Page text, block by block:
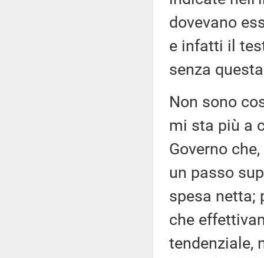
dovevano
e infatti il
senza
Non sono
mi sta più a
Governo
un passo
spesa netta;
che
tendenziale,